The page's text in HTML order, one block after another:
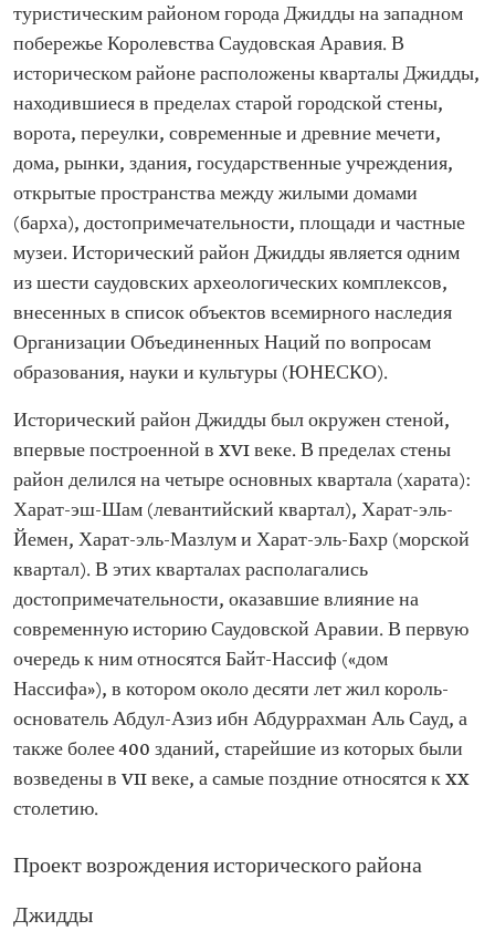
туристическим районом города Джидды на западном
побережье Королевства Саудовская Аравия. В
историческом районе расположены кварталы Джидды,
находившиеся в пределах старой городской стены,
ворота, переулки, современные и древние мечети,
дома, рынки, здания, государственные учреждения,
открытые пространства между жилыми домами
(барха), достопримечательности, площади и частные
музеи. Исторический район Джидды является одним
из шести саудовских археологических комплексов,
внесенных в список объектов всемирного наследия
Организации Объединенных Наций по вопросам
образования, науки и культуры (ЮНЕСКО).
Исторический район Джидды был окружен стеной,
впервые построенной в XVI веке. В пределах стены
район делился на четыре основных квартала (харата):
Харат-эш-Шам (левантийский квартал), Харат-эль-
Йемен, Харат-эль-Мазлум и Харат-эль-Бахр (морской
квартал). В этих кварталах располагались
достопримечательности, оказавшие влияние на
современную историю Саудовской Аравии. В первую
очередь к ним относятся Байт-Нассиф («дом
Нассифа»), в котором около десяти лет жил король-
основатель Абдул-Азиз ибн Абдуррахман Аль Сауд, а
также более 400 зданий, старейшие из которых были
возведены в VII веке, а самые поздние относятся к XX
столетию.
Проект возрождения исторического района
Джидды